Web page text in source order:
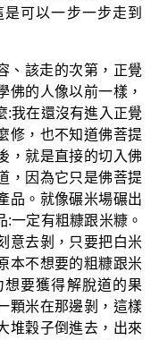
可以一步一步走到
、該走的次第，正覺
佛的人像以前一樣，
:我在還沒有進入正覺
修，也不知道佛菩提
，就是直接的切入佛
，因為它只是佛菩提
品。就像碾米場碾出
一定有粗糠跟米糠。
意去剝，只要把白米
本不想要的粗糠跟米
要獲得解脫道的果
顆米在那邊剝，這樣
堆穀子倒進去，出來